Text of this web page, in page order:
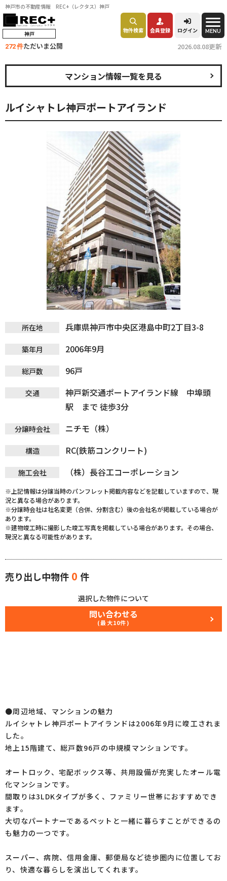
神戸市の不動産情報 REC+（レクタス）神戸
神戸 物件検索 会員登録 ログイン MENU
272 件ただいま公開 2026.08.08更新
ルイシャトレ神戸ポートアイランド
マンション情報一覧を見る
所在地 兵庫県神戸市中央区港島中町2丁目3-8
築年月 2006年9月
総戸数 96戸
交通
神戸新交通ポートアイランド線 中埠頭
駅 まで 徒歩3分
分譲時会社 ニチモ（株）
構造 RC(鉄筋コンクリート)
施工会社 （株）長谷工コーポレーション
※上記情報は分譲当時のパンフレット掲載内容などを記載していますので、現
況と異なる場合があります。
※分譲時会社は社名変更（合併、分割含む）後の会社名が掲載している場合が
あります。
※建物竣工時に撮影した竣工写真を掲載している場合があります。その場合、
現況と異なる可能性があります。
売り出し中物件 0 件
選択した物件について
問い合わせる
(最大10件)
●周辺地域、マンションの魅力
ルイシャトレ神戸ポートアイランドは2006年9月に竣工されま
した。
地上15階建て、総戸数96戸の中規模マンションです。
オートロック、宅配ボックス等、共用設備が充実したオール電
化マンションです。
間取りは3LDKタイプが多く、ファミリー世帯におすすめでき
ます。
大切なパートナーであるペットと一緒に暮らすことができるの
も魅力の一つです。
スーパー、病院、信用金庫、郵便局など徒歩圏内に位置してお
り、快適な暮らしを演出してくれます。